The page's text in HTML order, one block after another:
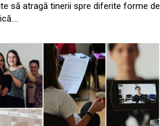
să atragă tinerii spre diferite forme de